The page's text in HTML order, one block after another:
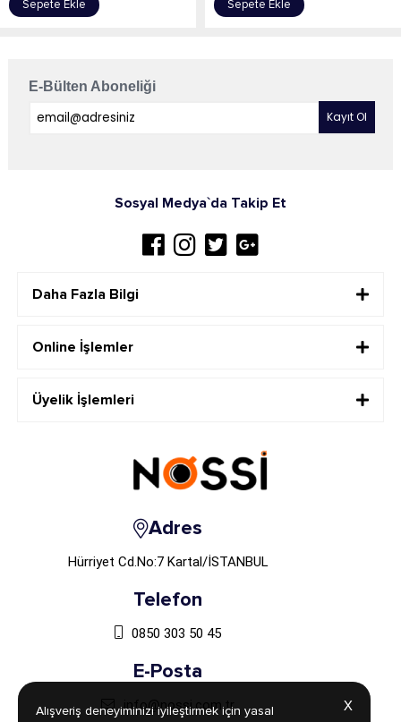
Sepete Ekle Sepete Ekle
X
Alışveriş deneyiminizi iyileştirmek için yasal
E-Bülten Aboneliği
Sosyal Medya`da Takip Et
Daha Fazla Bilgi
Online İşlemler
Üyelik İşlemleri
Adres
Hürriyet Cd.No:7 Kartal/İSTANBUL
Telefon
0850 303 50 45
E-Posta
info@nossi.com.tr X
Alışveriş deneyiminizi iyileştirmek için yasal